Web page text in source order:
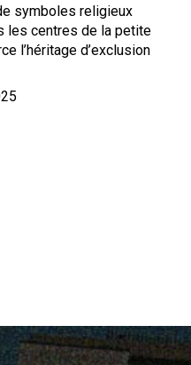
symboles religieux
les centres de la petite
l’héritage d’exclusion